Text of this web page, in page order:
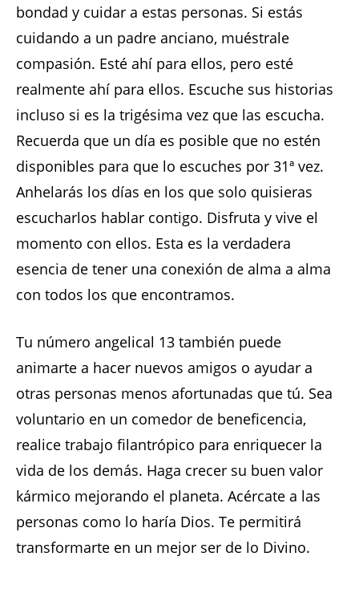
bondad y cuidar a estas personas. Si estás
cuidando a un padre anciano, muéstrale
compasión. Esté ahí para ellos, pero esté
realmente ahí para ellos. Escuche sus historias
incluso si es la trigésima vez que las escucha.
Recuerda que un día es posible que no estén
disponibles para que lo escuches por 31ª vez.
Anhelarás los días en los que solo quisieras
escucharlos hablar contigo. Disfruta y vive el
momento con ellos. Esta es la verdadera
esencia de tener una conexión de alma a alma
con todos los que encontramos.
Tu número angelical 13 también puede
animarte a hacer nuevos amigos o ayudar a
otras personas menos afortunadas que tú. Sea
voluntario en un comedor de beneficencia,
realice trabajo filantrópico para enriquecer la
vida de los demás. Haga crecer su buen valor
kármico mejorando el planeta. Acércate a las
personas como lo haría Dios. Te permitirá
transformarte en un mejor ser de lo Divino.